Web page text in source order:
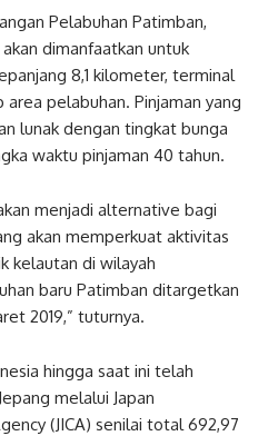
Pelabuhan Patimban,
dimanfaatkan untuk
8,1 kilometer, terminal
pelabuhan. Pinjaman yang
lunak dengan tingkat bunga
waktu pinjaman 40 tahun.
menjadi alternative bagi
akan memperkuat aktivitas
kelautan di wilayah
baru Patimban ditargetkan
2019,” tuturnya.
hingga saat ini telah
melalui Japan
(JICA) senilai total 692,97